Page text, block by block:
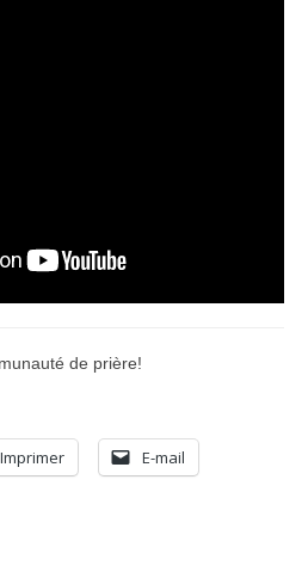
de prière!
Imprimer E-mail